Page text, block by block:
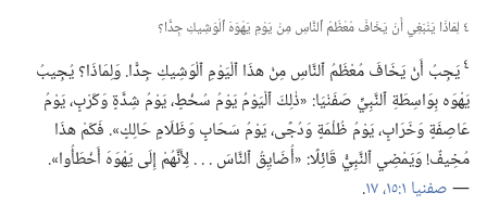
٤ لِمَاذَا يَنْبَغِي أَنْ يَخَافَ مُعْظَمُ ٱلنَّاسِ مِنْ يَوْمِ يَهْوَهَ ٱلْوَشِيكِ جِدًّا؟‏
٤يَجِبُ أَنْ يَخَافَ مُعْظَمُ ٱلنَّاسِ مِنْ هذَا ٱلْيَوْمِ ٱلْوَشِيكِ جِدًّا.‏ وَلِمَاذَا؟‏ يُجِيبُ
يَهْوَه بِوَاسِطَةِ ٱلنَّبِيِّ صَفَنْيَا:‏ «ذٰلِكَ ٱلْيَوْمُ يَوْمُ سُخْطٍ،‏ يَوْمُ شِدَّةٍ وَكَرْبٍ،‏ يَوْمُ
عَاصِفَةٍ وَخَرَابٍ،‏ يَوْمُ ظُلْمَةٍ وَدُجًى،‏ يَوْمُ سَحَابٍ وَظَلَامٍ حَالِكٍ».‏ فَكَمْ هذَا
مُخِيفٌ!‏ وَيَمْضِي ٱلنَّبِيُّ قَائِلًا:‏ «أُضَايِقُ ٱلنَّاسَ .‏ .‏ .‏ لِأَنَّهُمْ إِلَى يَهْوَهَ أَخْطَأُوا».‏
—‏صفنيا ١:‏١٥،‏ ‏.‏